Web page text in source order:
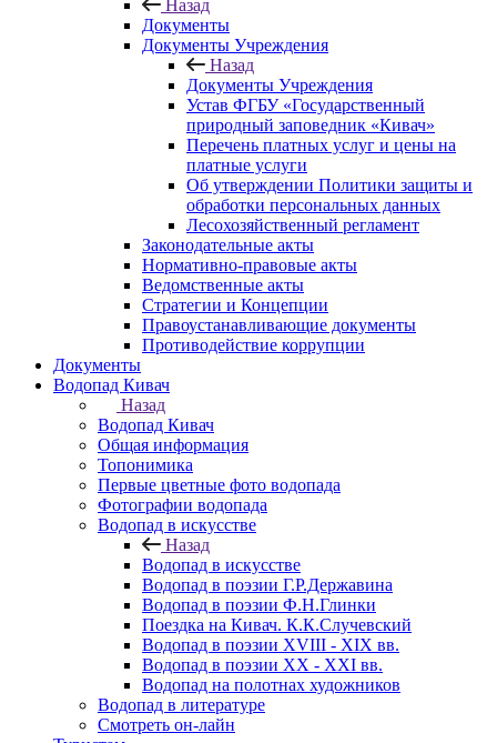
Назад
Документы
Документы Учреждения
Назад
Документы Учреждения
Устав ФГБУ «Государственный
природный заповедник «Кивач»
Перечень платных услуг и цены на
платные услуги
Об утверждении Политики защиты и
обработки персональных данных
Лесохозяйственный регламент
Законодательные акты
Нормативно-правовые акты
Ведомственные акты
Стратегии и Концепции
Правоустанавливающие документы
Противодействие коррупции
Документы
Водопад Кивач
Назад
Водопад Кивач
Общая информация
Топонимика
Первые цветные фото водопада
Фотографии водопада
Водопад в искусстве
Назад
Водопад в искусстве
Водопад в поэзии Г.Р.Державина
Водопад в поэзии Ф.Н.Глинки
Поездка на Кивач. К.К.Случевский
Водопад в поэзии XVIII - XIX вв.
Водопад в поэзии XX - XXI вв.
Водопад на полотнах художников
Водопад в литературе
Смотреть он-лайн